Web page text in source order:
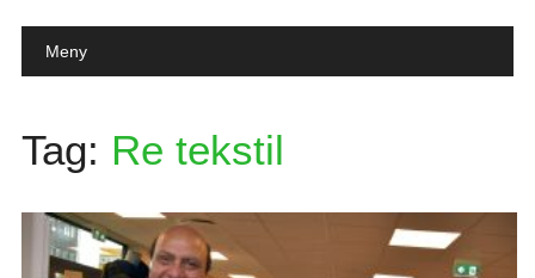
Main menu
Meny
Tag: Re tekstil